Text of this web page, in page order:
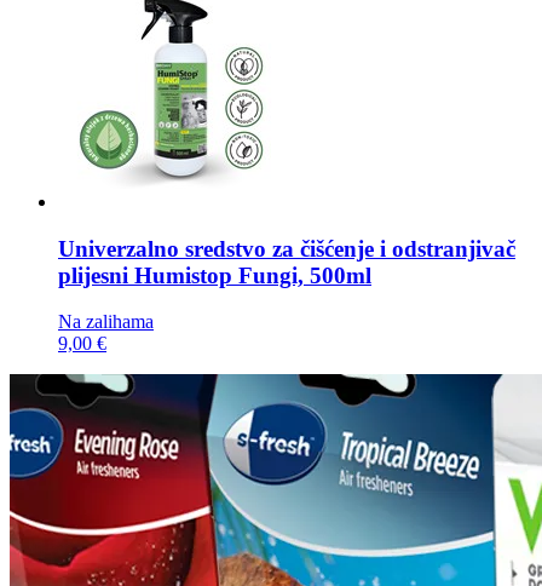
Univerzalno sredstvo za čišćenje i odstranjivač
plijesni Humistop Fungi, 500ml
Na zalihama
9,00 €